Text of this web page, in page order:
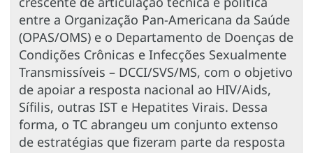
entre a Organização Pan-Americana da Saúde
(OPAS/OMS) e o Departamento de Doenças de
Condições Crônicas e Infecções Sexualmente
Transmissíveis – DCCI/SVS/MS, com o objetivo
de apoiar a resposta nacional ao HIV/Aids,
Sífilis, outras IST e Hepatites Virais. Dessa
forma, o TC abrangeu um conjunto extenso
de estratégias que fizeram parte da resposta